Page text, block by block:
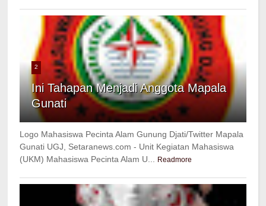
2
Ini Tahapan Menjadi Anggota Mapala
Gunati
Logo Mahasiswa Pecinta Alam Gunung Djati/Twitter Mapala
Gunati UGJ, Setaranews.com - Unit Kegiatan Mahasiswa
(UKM) Mahasiswa Pecinta Alam U...
Readmore